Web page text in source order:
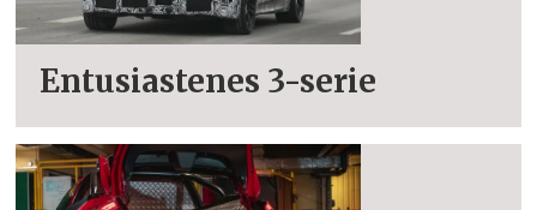
Entusiastenes 3-serie